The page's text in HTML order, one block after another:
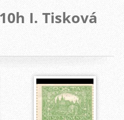
I. Tisková